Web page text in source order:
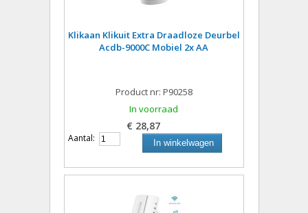
Klikaan Klikuit Extra Draadloze Deurbel
Acdb-9000C Mobiel 2x AA
Product nr: P90258
In voorraad
€ 28,87
Aantal: In winkelwagen